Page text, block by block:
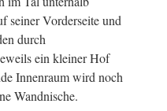
seiner Vorderseite und
durch
ein kleiner Hof
Innenraum wird noch
Wandnische.